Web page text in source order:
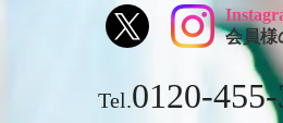
会員様
Tel.0120-